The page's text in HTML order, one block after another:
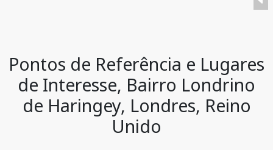
Pontos de Referência e Lugares
de Interesse, Bairro Londrino
de Haringey, Londres, Reino
Unido